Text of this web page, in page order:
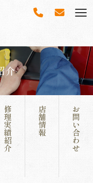
介
修
理
実
績
紹
介
店
舗
情
報
お
問
い
合
わ
せ